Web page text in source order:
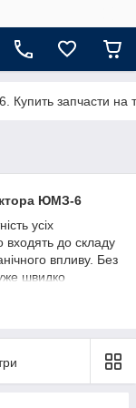
запчасти
ЮМЗ-6
усіх
до складу
впливу. Без
швидко
пропонує